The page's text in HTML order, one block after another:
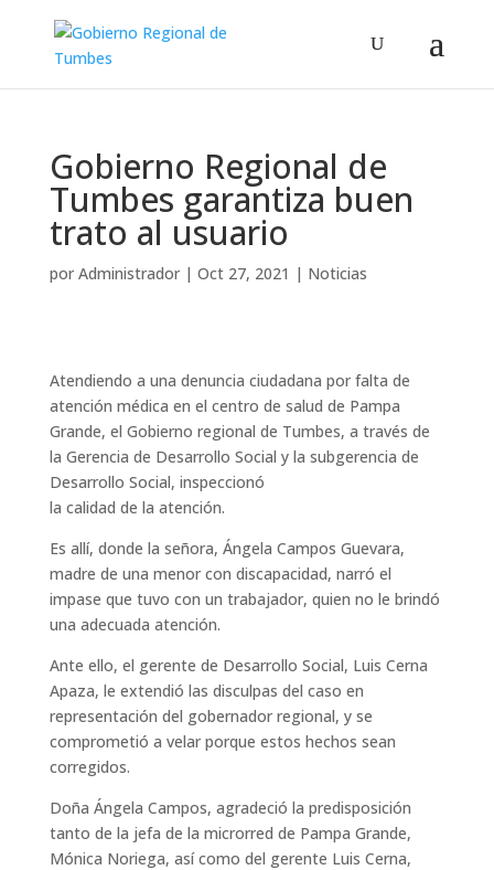
Gobierno Regional de
Tumbes garantiza buen
trato al usuario
por Administrador| Oct 27, 2021 | Noticias
Atendiendo a una denuncia ciudadana por falta de
atención médica en el centro de salud de Pampa
Grande, el Gobierno regional de Tumbes, a través de
la Gerencia de Desarrollo Social y la subgerencia de
Desarrollo Social, inspeccionó
la calidad de la atención.
Es allí, donde la señora, Ángela Campos Guevara,
madre de una menor con discapacidad, narró el
impase que tuvo con un trabajador, quien no le brindó
una adecuada atención.
Ante ello, el gerente de Desarrollo Social, Luis Cerna
Apaza, le extendió las disculpas del caso en
representación del gobernador regional, y se
comprometió a velar porque estos hechos sean
corregidos.
Doña Ángela Campos, agradeció la predisposición
tanto de la jefa de la microrred de Pampa Grande,
Mónica Noriega, así como del gerente Luis Cerna,